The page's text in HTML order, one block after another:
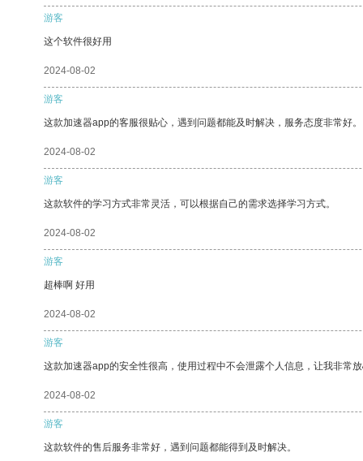
游客
这个软件很好用
2024-08-02
游客
这款加速器app的客服很贴心，遇到问题都能及时解决，服务态度非常好。
2024-08-02
游客
这款软件的学习方式非常灵活，可以根据自己的需求选择学习方式。
2024-08-02
游客
超棒啊 好用
2024-08-02
游客
这款加速器app的安全性很高，使用过程中不会泄露个人信息，让我非常
2024-08-02
游客
这款软件的售后服务非常好，遇到问题都能得到及时解决。